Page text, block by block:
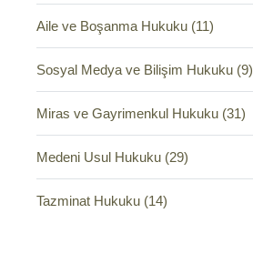
Aile ve Boşanma Hukuku (11)
Sosyal Medya ve Bilişim Hukuku (9)
Miras ve Gayrimenkul Hukuku (31)
Medeni Usul Hukuku (29)
Tazminat Hukuku (14)